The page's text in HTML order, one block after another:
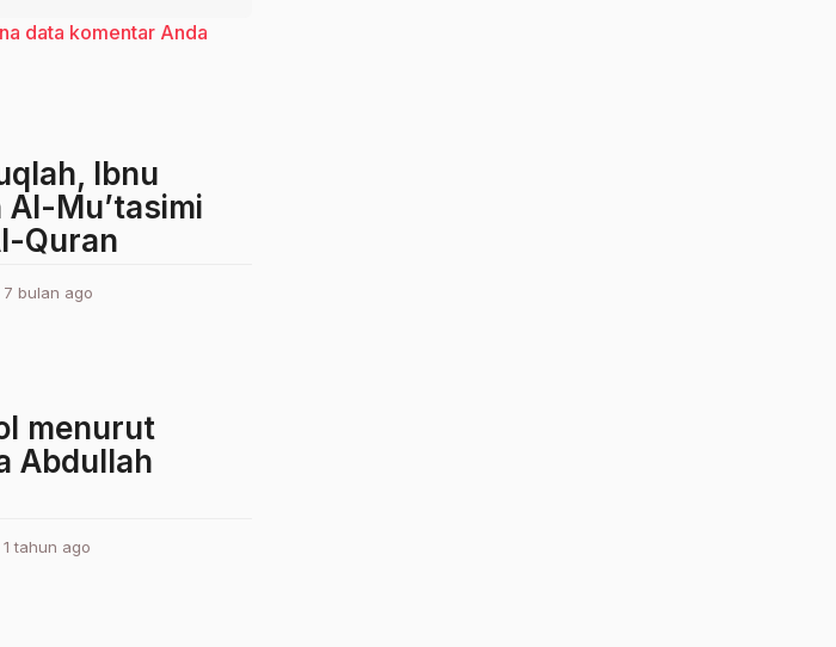
data komentar Anda
Ibnu
Al-Mu’tasimi
Quran
7 bulan ago
g
o
menurut
Abdullah
1 tahun ago